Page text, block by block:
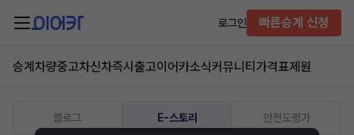
로그인 빠른승계 신청
승계차량중고차신차즉시출고이어카소식커뮤니티 가격표제원
블로그 E-스토리 안전도평가